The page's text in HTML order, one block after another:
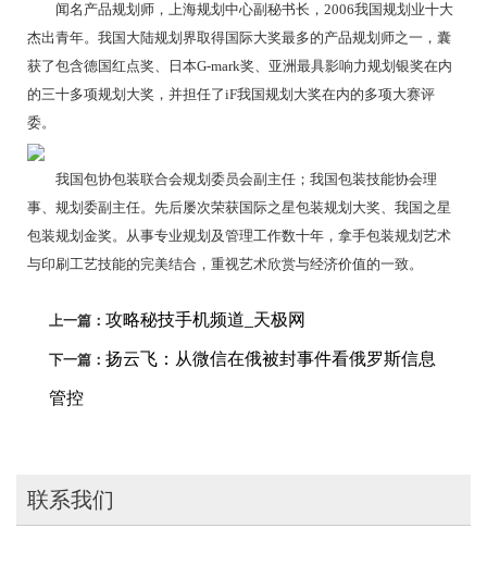
闻名产品规划师，上海规划中心副秘书长，2006我国规划业十大
杰出青年。我国大陆规划界取得国际大奖最多的产品规划师之一，囊
获了包含德国红点奖、日本G-mark奖、亚洲最具影响力规划银奖在内
的三十多项规划大奖，并担任了iF我国规划大奖在内的多项大赛评
委。
我国包协包装联合会规划委员会副主任；我国包装技能协会理
事、规划委副主任。先后屡次荣获国际之星包装规划大奖、我国之星
包装规划金奖。从事专业规划及管理工作数十年，拿手包装规划艺术
与印刷工艺技能的完美结合，重视艺术欣赏与经济价值的一致。
上一篇： 攻略秘技手机频道_天极网
下一篇： 扬云飞：从微信在俄被封事件看俄罗斯信息
管控
联系我们